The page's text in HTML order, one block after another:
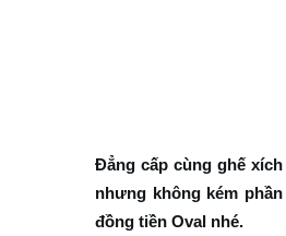
Đẳng cấp cùng ghế
nhưng không kém
đồng tiền Oval nhé.